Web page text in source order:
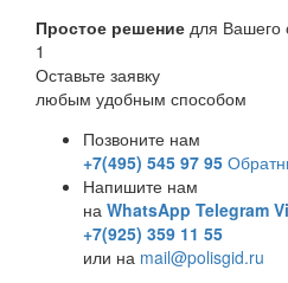
Простое решение для Вашего
1
Оставьте заявку
любым удобным способом
Позвоните нам
+7(495) 545 97 95
Напишите нам
на WhatsApp Telegram
+7(925) 359 11 55
или на mail@polisgid.ru